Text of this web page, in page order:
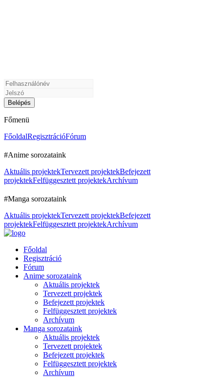
Főmenü
FőoldalRegisztrációFórum
#Anime sorozataink
Aktuális projektekTervezett projektekBefejezett
projektekFelfüggesztett projektekArchívum
#Manga sorozataink
Aktuális projektekTervezett projektekBefejezett
projektekFelfüggesztett projektekArchívum
Főoldal
Regisztráció
Fórum
Anime sorozataink
Aktuális projektek
Tervezett projektek
Befejezett projektek
Felfüggesztett projektek
Archívum
Manga sorozataink
Aktuális projektek
Tervezett projektek
Befejezett projektek
Felfüggesztett projektek
Archívum